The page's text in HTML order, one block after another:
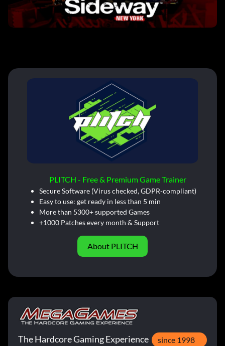
PLITCH - Free & Premium Game Trainer
Secure Software (Virus checked, GDPR-compliant)
Easy to use: get ready in less than 5 min
More than 5300+ supported Games
+1000 Patches every month & Support
About PLITCH
The Hardcore Gaming Experience since 1998